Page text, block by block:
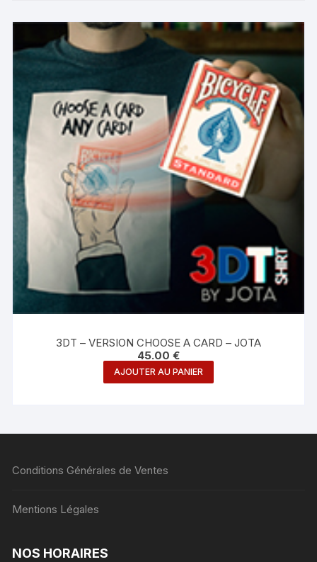
3DT – VERSION CHOOSE A CARD – JOTA
45.00 €
AJOUTER AU PANIER
Conditions Générales de Ventes
Mentions Légales
NOS HORAIRES